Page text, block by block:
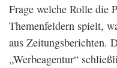
Frage welche Rolle die
Themenfeldern spielt,
aus Zeitungsberichten.
„Werbeagentur“